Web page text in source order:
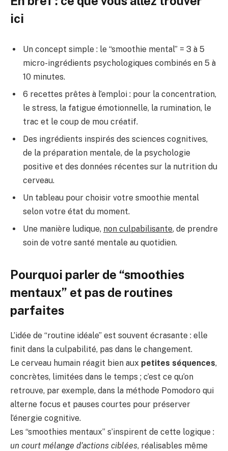
ici
Un concept simple : le “smoothie mental” = 3 à 5
micro-ingrédients psychologiques combinés en 5 à
10 minutes.
6 recettes prêtes à l’emploi : pour la concentration,
le stress, la fatigue émotionnelle, la rumination, le
trac et le coup de mou créatif.
Des ingrédients inspirés des sciences cognitives,
de la préparation mentale, de la psychologie
positive et des données récentes sur la nutrition du
cerveau.
Un tableau pour choisir votre smoothie mental
selon votre état du moment.
Une manière ludique, non culpabilisante, de prendre
soin de votre santé mentale au quotidien.
Pourquoi parler de “smoothies
mentaux” et pas de routines
parfaites
L’idée de “routine idéale” est souvent écrasante : elle
finit dans la culpabilité, pas dans le changement.
Le cerveau humain réagit bien aux petites séquences,
concrètes, limitées dans le temps ; c’est ce qu’on
retrouve, par exemple, dans la méthode Pomodoro qui
alterne focus et pauses courtes pour préserver
l’énergie cognitive.
Les “smoothies mentaux” s’inspirent de cette logique :
un court mélange d’actions ciblées, réalisables même